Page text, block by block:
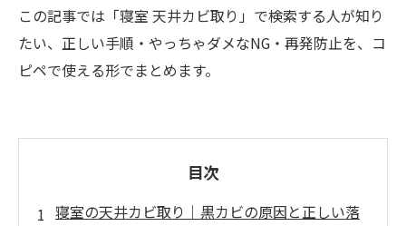
この記事では「寝室 天井カビ取り」で検索する人が知り
たい、正しい手順・やっちゃダメなNG・再発防止を、コ
ピペで使える形でまとめます。
目次
寝室の天井カビ取り｜黒カビの原因と正しい落